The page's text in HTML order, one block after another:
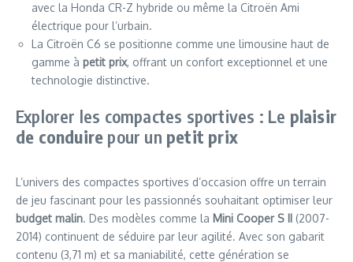
avec la Honda CR-Z hybride ou même la Citroën Ami
électrique pour l’urbain.
La Citroën C6 se positionne comme une limousine haut de
gamme à petit prix, offrant un confort exceptionnel et une
technologie distinctive.
Explorer les compactes sportives : Le plaisir
de conduire pour un petit prix
L’univers des compactes sportives d’occasion offre un terrain
de jeu fascinant pour les passionnés souhaitant optimiser leur
budget malin. Des modèles comme la Mini Cooper S II (2007-
2014) continuent de séduire par leur agilité. Avec son gabarit
contenu (3,71 m) et sa maniabilité, cette génération se